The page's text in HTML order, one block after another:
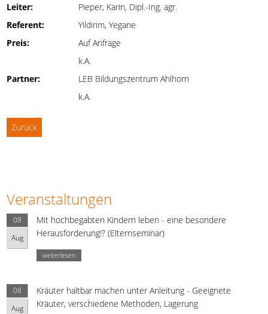
Leiter:
Pieper, Karin, Dipl.-Ing. agr.
Referent:
Yildirim, Yegane
Preis:
Auf Anfrage
k.A.
Partner:
LEB Bildungszentrum Ahlhorn
k.A.
Zurück
Veranstaltungen
08
Aug
Mit hochbegabten Kindern leben - eine besondere
Herausforderung!? (Elternseminar)
weiterlesen
08
Aug
Kräuter haltbar machen unter Anleitung - Geeignete
Kräuter, verschiedene Methoden, Lagerung